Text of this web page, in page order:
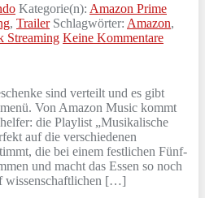
Kategorie(n): Amazon Prime
, TrailerSchlagwörter: Amazon,
Streaming Keine Kommentare
sind verteilt und es gibt
Von Amazon Music kommt
die Playlist „Musikalische
auf die verschiedenen
die bei einem festlichen Fünf-
und macht das Essen so noch
wissenschaftlichen […]